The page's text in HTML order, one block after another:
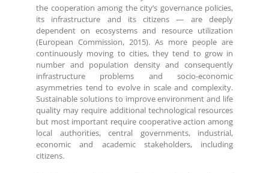
the cooperation among the city’s governance policies,
its infrastructure and its citizens — are deeply
dependent on ecosystems and resource utilization
(European Commission, 2015). As more people are
continuously moving to cities, they tend to grow in
number and population density and consequently
infrastructure problems and socio-economic
asymmetries tend to evolve in scale and complexity.
Sustainable solutions to improve environment and life
quality may require additional technological resources
but most important require cooperative action among
local authorities, central governments, industrial,
economic and academic stakeholders, including
citizens.